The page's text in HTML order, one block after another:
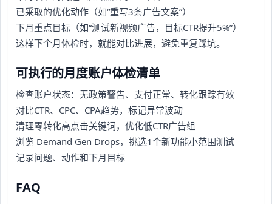
已采取的优化动作（如“重写3条广告文案”）
下月重点目标（如“测试新视频广告，目标CTR提升5%”）
这样下个月体检时，就能对比进展，避免重复踩坑。
可执行的月度账户体检清单
检查账户状态：无政策警告、支付正常、转化跟踪有效
对比CTR、CPC、CPA趋势，标记异常波动
清理零转化高点击关键词，优化低CTR广告组
浏览 Demand Gen Drops，挑选1个新功能小范围测试
记录问题、动作和下月目标
FAQ